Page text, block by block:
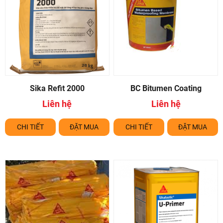
Khối lượng thể tích
~ 1.15 kg/lít (khối lượng thể tích đổ đống của bột)
~ 2.15 kg/lít (khối lượng thể tích của vữa tươi)
Tỷ lệ trộn
Nước : Bột Sika Monotop 610 = 1:4.55 – 5.00 (theo
khối lượng)
Nước : Bột Sika Monotop 610 = 1:3.95 – 4.35 (theo
thể tích)
Khoảng 5 – 5.5 lít nước sạch cho một bao 25 kg.
Tác nhân kết nối: 1.5 – 2 kg/m
cấu bề mặt của nền)
Bảo vệ cốt thép: khoảng 2 kg/m
/lớp với độ dày
1mm (cần thi công 2 lớp).
Sika Refit 2000
Liên hệ
CHI TIẾT ĐẶT MUA
BC Bitumen Coating
Liên hệ
CHI TIẾT ĐẶT MUA